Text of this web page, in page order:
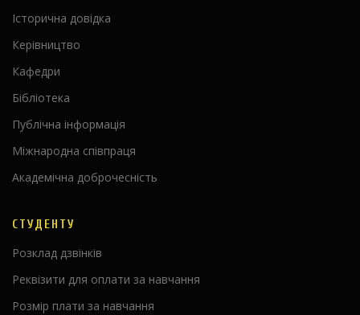
Історична довідка
Керівництво
Кафедри
Бібліотека
Публічна інформація
Міжнародна співпраця
Академічна доброчесність
СТУДЕНТУ
Розклад дзвінків
Реквізити для оплати за навчання
Розмір плати за навчання